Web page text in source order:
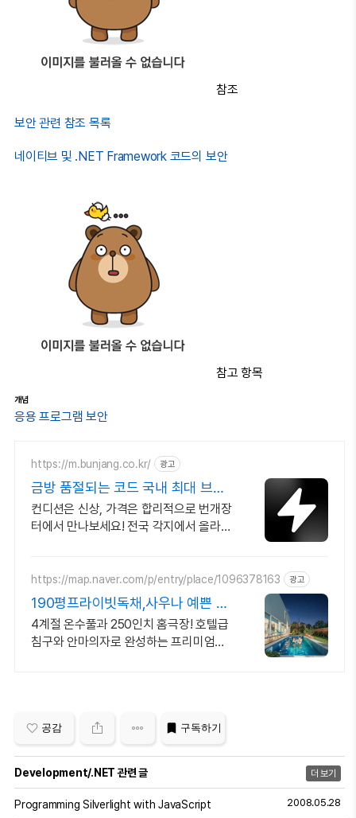
참조
보안 관련 참조 목록
네이티브 및 .NET Framework 코드의 보안
참고 항목
개념
응용 프로그램 보안
https://m.bunjang.co.kr/ 광고
금방 품절되는 코드 국내 최대 브랜
드 중고거래
컨디션은 신상, 가격은 합리적으로 번개장
터에서 만나보세요! 전국 각지에서 올라오
https://map.naver.com/p/entry/place/1096378163 광고
190평프라이빗독채,사우나 예쁜 4
계절 온수수영장 힐링
4계절 온수풀과 250인치 홈극장! 호텔급
침구와 안마의자로 완성하는 프리미엄독
공감 구독하기
Development/.NET 관련 글 더 보기
Programming Silverlight with JavaScript 2008.05.28